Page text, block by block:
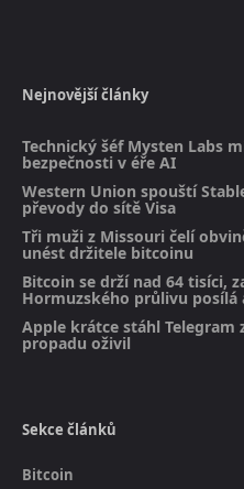
Nejnovější články
Technický šéf Mysten Labs
bezpečnosti v éře AI
Western Union spouští
převody do sítě Visa
Tři muži z Missouri čelí
unést držitele bitcoinu
Bitcoin se drží nad 64 tisíci,
Hormuzského průlivu posílá
Apple krátce stáhl Telegram
propadu oživil
Sekce článků
Bitcoin